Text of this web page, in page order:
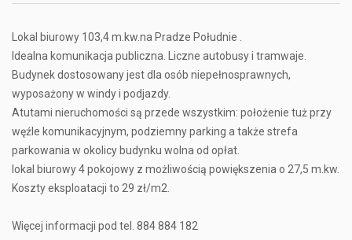
Lokal biurowy 103,4 m.kw.na Pradze Południe .
Idealna komunikacja publiczna. Liczne autobusy i tramwaje.
Budynek dostosowany jest dla osób niepełnosprawnych,
wyposażony w windy i podjazdy.
Atutami nieruchomości są przede wszystkim: położenie tuż przy
węźle komunikacyjnym, podziemny parking a także strefa
parkowania w okolicy budynku wolna od opłat.
lokal biurowy 4 pokojowy z możliwością powiększenia o 27,5 m.kw.
Koszty eksploatacji to 29 zł/m2.
Więcej informacji pod tel. 884 884 182